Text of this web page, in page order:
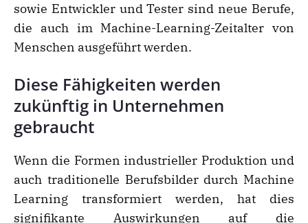
sowie Entwickler und Tester sind neue Berufe,
die auch im Machine-Learning-Zeitalter von
Menschen ausgeführt werden.
Diese Fähigkeiten werden
zukünftig in Unternehmen
gebraucht
Wenn die Formen industrieller Produktion und
auch traditionelle Berufsbilder durch Machine
Learning transformiert werden, hat dies
signifikante Auswirkungen auf die